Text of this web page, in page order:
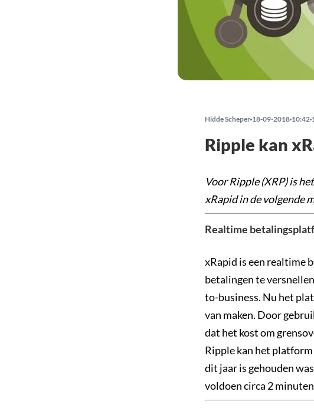
Hidde Scheper 18-09-2018 10:42
Ripple kan
Voor Ripple (XRP) is
xRapid in de volgende
Realtime
xRapid is een realtime
betalingen te
to-business. Nu het
van maken. Door
dat het kost om
Ripple kan het
dit jaar is gehouden
voldoen circa 2